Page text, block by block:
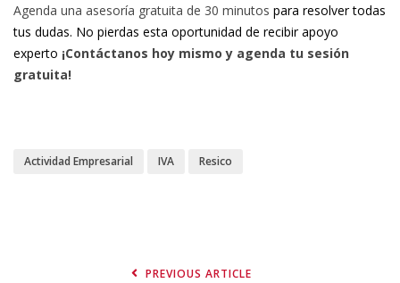
Agenda una asesoría gratuita de 30 minutos para resolver todas
tus dudas. No pierdas esta oportunidad de recibir apoyo
experto ¡Contáctanos hoy mismo y agenda tu sesión
gratuita!
Actividad Empresarial IVA Resico
PREVIOUS ARTICLE